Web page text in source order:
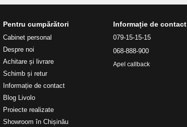
Pentru cumpărători
Cabinet personal
Despre noi
Achitare și livrare
Schimb și retur
Informație de contact
Blog Livolo
Proiecte realizate
Showroom în Chișinău
Informație de contact
079-15-15-15
068-888-900
Apel callback